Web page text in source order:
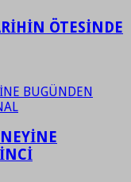
ÖTESİNDE